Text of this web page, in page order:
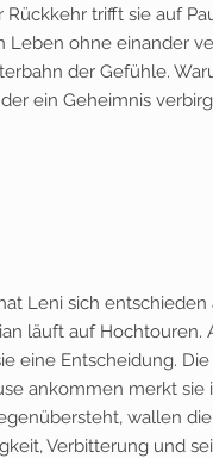
trifft sie auf
Leben ohne einander
der Gefühle.
ein Geheimnis
Leni sich
läuft auf Hochtouren.
eine Entscheidung.
ankommen merkt
wallen
Verbitterung und